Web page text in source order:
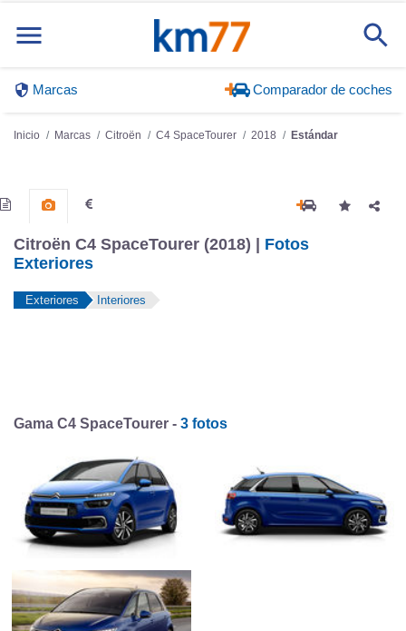
Marcas Comparador de coches
Inicio Marcas Citroën C4 SpaceTourer 2018 Estándar
Citroën C4 SpaceTourer (2018) | Fotos
Exteriores
Exteriores Interiores
Gama C4 SpaceTourer - 3 fotos